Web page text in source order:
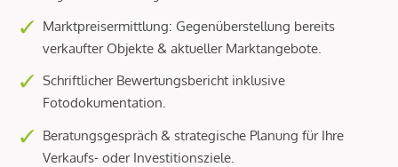
Marktpreisermittlung: Gegenüberstellung bereits
verkaufter Objekte & aktueller Marktangebote.
Schriftlicher Bewertungsbericht inklusive
Fotodokumentation.
Beratungsgespräch & strategische Planung für Ihre
Verkaufs- oder Investitionsziele.